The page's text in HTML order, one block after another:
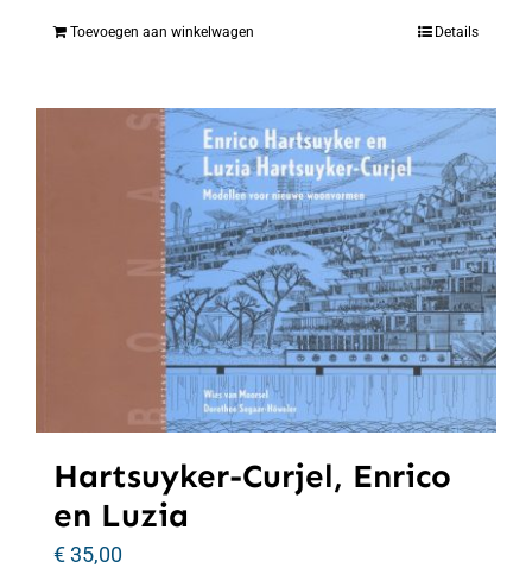
Toevoegen aan winkelwagen Details
Hartsuyker-Curjel, Enrico
en Luzia
€35,00